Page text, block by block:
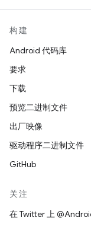
构建
Android 代码库
要求
下载
预览二进制文件
出厂映像
驱动程序二进制文件
GitHub
关注
在 Twitter 上